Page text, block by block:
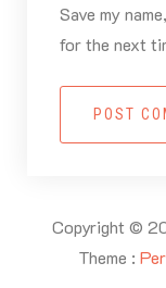
Save my
for the next
POST
Copyright ©
Theme :